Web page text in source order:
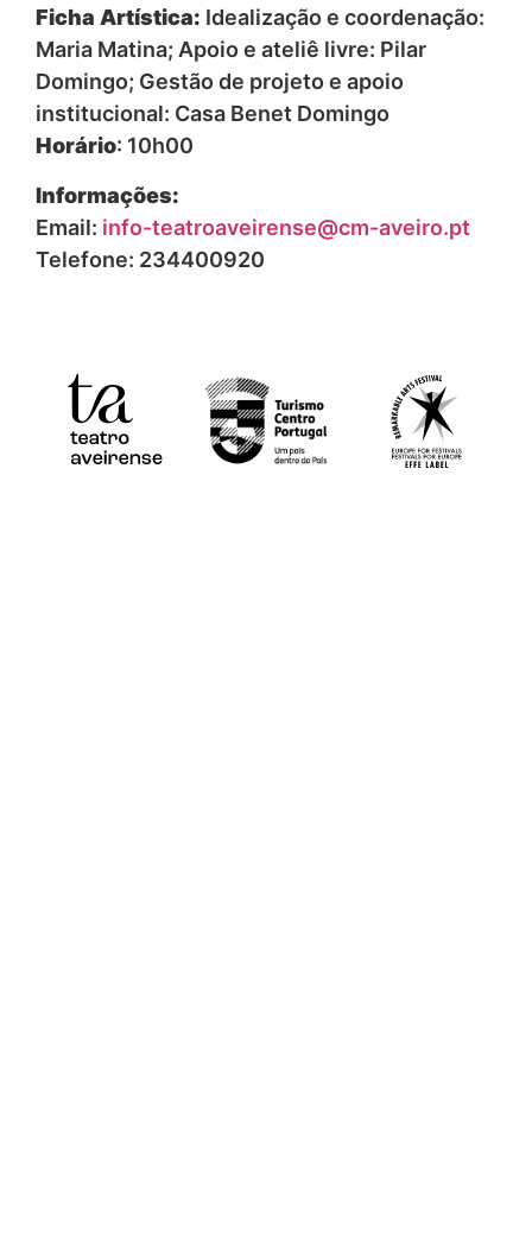
Ficha Artística: Idealização e coordenação:
Maria Matina; Apoio e ateliê livre: Pilar
Domingo; Gestão de projeto e apoio
institucional: Casa Benet Domingo
Horário: 10h00
Informações:
Email: info-teatroaveirense@cm-aveiro.pt
Telefone: 234400920